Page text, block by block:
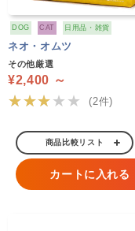
DOG CAT 日用品・雑貨
ネオ・オムツ
その他厳選
¥2,400 ～
★★★★★ (2件)
商品比較リスト
カートに入れる